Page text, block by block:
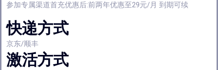
参加专属渠道首充优惠后:前两年优惠至29元/月 到期可续
快递方式
京东/顺丰
激活方式